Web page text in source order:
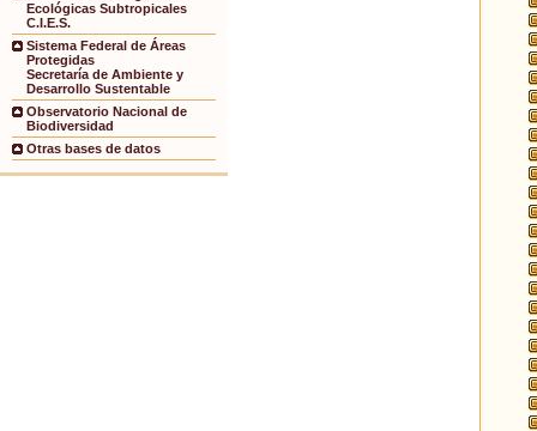
Ecológicas Subtropicales
C.I.E.S.
Sistema Federal de Áreas
Protegidas
Secretaría de Ambiente y
Desarrollo Sustentable
Observatorio Nacional de
Biodiversidad
Otras bases de datos